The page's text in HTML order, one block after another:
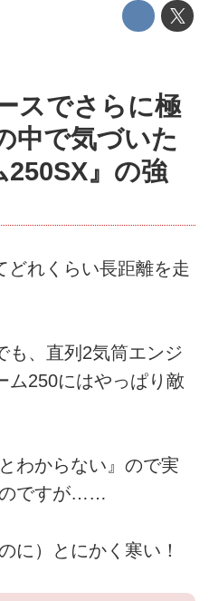
スでさらに極
で気づいた
250SX』の強
どれくらい長距離を走
も、直列2気筒エンジ
ム250にはやっぱり敵
わからない』ので実
のですが……
に）とにかく寒い！